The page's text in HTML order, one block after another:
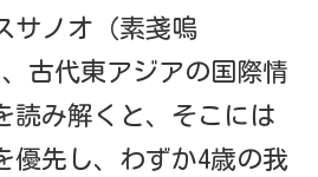
サノオ（素戔嗚
古代東アジアの国際情
読み解くと、そこには
優先し、わずか4歳の我